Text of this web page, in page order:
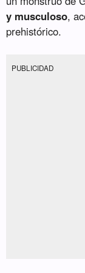
y musculoso,
prehistórico.
PUBLICIDAD